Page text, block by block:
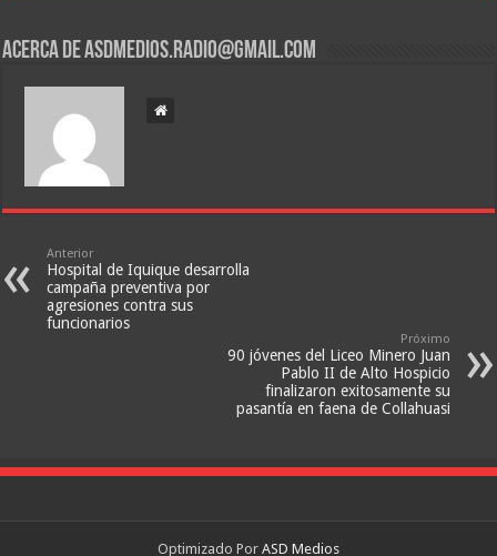
Acerca de asdmedios.radio@gmail.com
Anterior
Hospital de Iquique desarrolla
campaña preventiva por
agresiones contra sus
funcionarios
Próximo
90 jóvenes del Liceo Minero Juan
Pablo II de Alto Hospicio
finalizaron exitosamente su
pasantía en faena de Collahuasi
Optimizado Por ASD Medios